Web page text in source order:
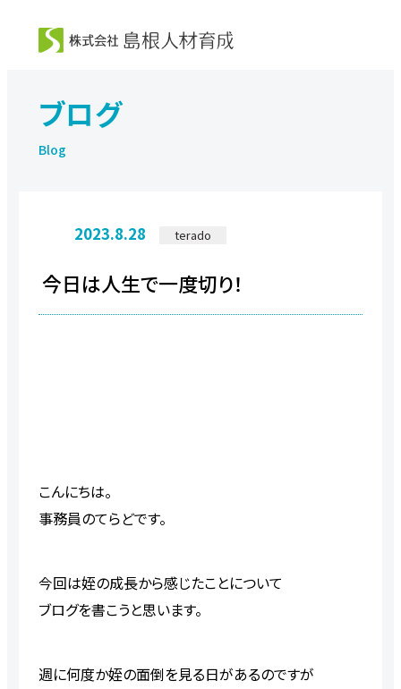
ブログ
2023.8.28 terado
今日は人生で一度切り！
こんにちは。
事務員のてらどです。
今回は姪の成長から感じたことについて
ブログを書こうと思います。
週に何度か姪の面倒を見る日があるのですが